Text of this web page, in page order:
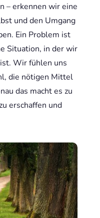
– erkennen wir eine
und den Umgang
Ein Problem ist
Situation, in der wir
Wir fühlen uns
die nötigen Mittel
das macht es zu
erschaffen und